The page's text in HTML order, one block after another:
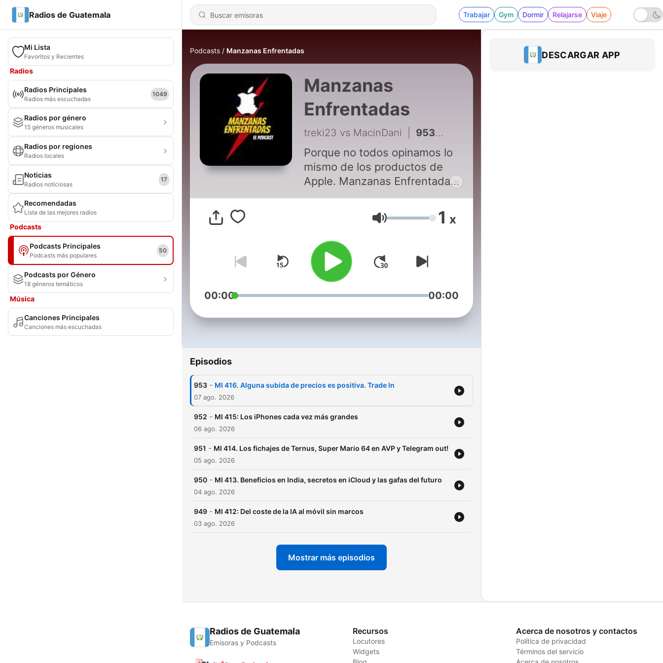
Radios de Guatemala Trabajar Gym Dormir Relajarse Viaje
Mi Lista
Favoritos y Recientes
Radios
Radios Principales
Radios más escuchadas
1049
Radios por género
15 géneros musicales
Radios por regiones
Radios locales
Noticias
Radios noticiosas
17
Recomendadas
Lista de las mejores radios
Podcasts
Podcasts Principales
Podcasts más populares
50
Podcasts por Género
18 géneros temáticos
Música
Canciones Principales
Canciones más escuchadas
Podcasts Manzanas Enfrentadas
Manzanas
Enfrentadas
treki23 vs MacinDani 953 - MI 416. Alguna subida de precios es positiva. Trade In
Porque no todos opinamos lo
mismo de los productos de
Apple. Manzanas Enfrentadas
es el podcast donde
debatimos a tope de lo bueno
y lo malo de Apple, que
originalmente fue creado por
@Treki23 y @MacinDani. El
podcast se realiza en directo
en la plataforma Twitch cada
viernes a las 23:00h (Es) y en
favorita cada domingo a las
las 19:00h (Es) tenéis un
Enfrentadas: ME-RO" un
por:@Treki23 | @Macindani |
| @MacTrompa | @PriOrellanaD
Volumen 1 x
00:00 00:00
Episodios
953 - MI 416. Alguna subida de precios es positiva. Trade In
07 ago. 2026
952 - MI 415: Los iPhones cada vez más grandes
06 ago. 2026
951 - MI 414. Los fichajes de Ternus, Super Mario 64 en AVP y Telegram out!
05 ago. 2026
950 - MI 413. Beneficios en India, secretos en iCloud y las gafas del futuro
04 ago. 2026
949 - MI 412: Del coste de la IA al móvil sin marcos
03 ago. 2026
Mostrar más episodios
DESCARGAR APP
Radios de Guatemala
Emisoras y Podcasts
Recursos
Locutores
Widgets
Acerca de nosotros y contactos
Política de privacidad
Términos del servicio